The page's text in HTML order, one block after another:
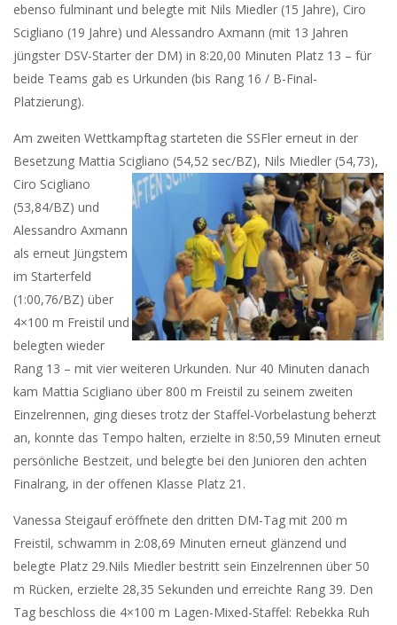
ebenso fulminant und belegte mit Nils Miedler (15 Jahre), Ciro
Scigliano (19 Jahre) und Alessandro Axmann (mit 13 Jahren
jüngster DSV-Starter der DM) in 8:20,00 Minuten Platz 13 – für
beide Teams gab es Urkunden (bis Rang 16 / B-Final-
Platzierung).
Am zweiten Wettkampftag starteten die SSFler erneut in der
Besetzung Mattia Scigliano (54,52 sec/BZ), Nils Miedler (54,73),
Ciro Scigliano
(53,84/BZ) und
Alessandro Axmann
als erneut Jüngstem
im Starterfeld
(1:00,76/BZ) über
4×100 m Freistil und
belegten wieder
Rang 13 – mit vier weiteren Urkunden. Nur 40 Minuten danach
kam Mattia Scigliano über 800 m Freistil zu seinem zweiten
Einzelrennen, ging dieses trotz der Staffel-Vorbelastung beherzt
an, konnte das Tempo halten, erzielte in 8:50,59 Minuten erneut
persönliche Bestzeit, und belegte bei den Junioren den achten
Finalrang, in der offenen Klasse Platz 21.
Vanessa Steigauf eröffnete den dritten DM-Tag mit 200 m
Freistil, schwamm in 2:08,69 Minuten erneut glänzend und
belegte Platz 29.Nils Miedler bestritt sein Einzelrennen über 50
m Rücken, erzielte 28,35 Sekunden und erreichte Rang 39. Den
Tag beschloss die 4×100 m Lagen-Mixed-Staffel: Rebekka Ruh